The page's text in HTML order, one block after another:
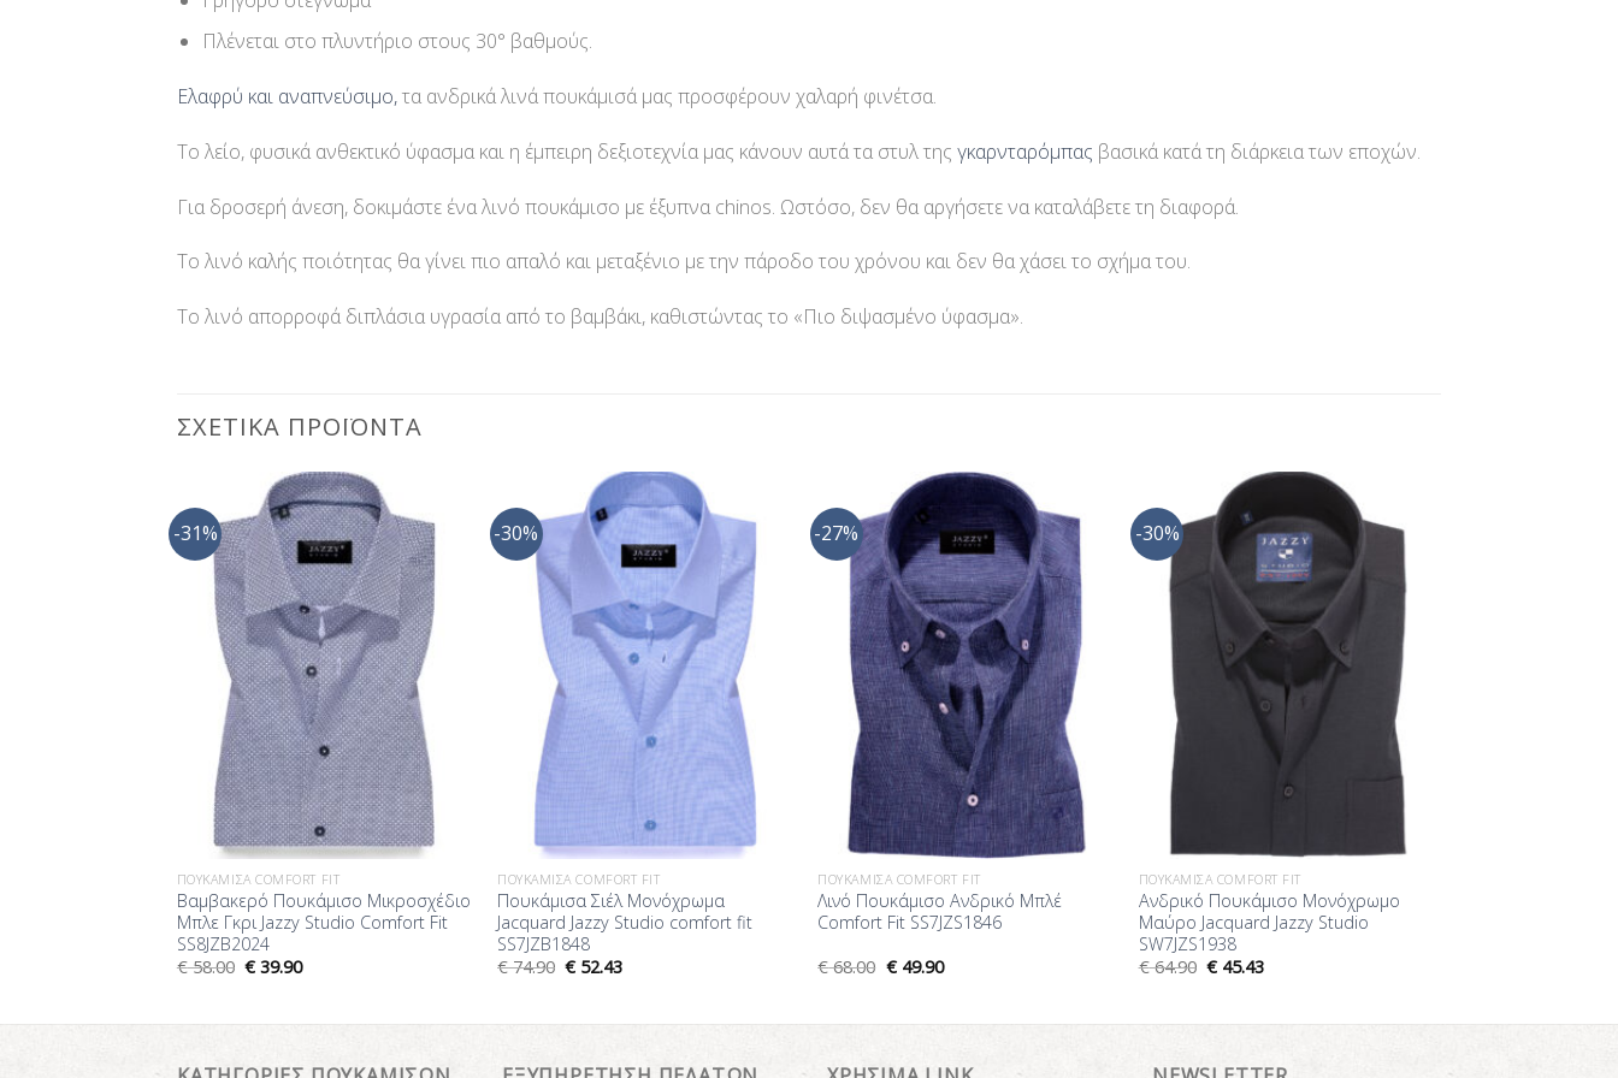
Πλένεται στο πλυντήριο στους 30° βαθμούς.
Ελαφρύ και αναπνεύσιμο,τα ανδρικά λινά πουκάμισά μας προσφέρουν χαλαρή φινέτσα.
Το λείο, φυσικά ανθεκτικό ύφασμα και η έμπειρη δεξιοτεχνία μας κάνουν αυτά τα στυλ της γκαρνταρόμπας βασικά κατά τη διάρκεια των εποχών.
Για δροσερή άνεση, δοκιμάστε ένα λινό πουκάμισο με έξυπνα chinos. Ωστόσο, δεν θα αργήσετε να καταλάβετε τη διαφορά.
Το λινό καλής ποιότητας θα γίνει πιο απαλό και μεταξένιο με την πάροδο του χρόνου και δεν θα χάσει το σχήμα του.
Το λινό απορροφά διπλάσια υγρασία από το βαμβάκι, καθιστώντας το «Πιο διψασμένο ύφασμα».
ΣΧΕΤΙΚΆ ΠΡΟΪΌΝΤΑ
-31%
Προσθήκη
στη Λίστα
Επιθυμίας
ΠΟΥΚΆΜΙΣΑ COMFORT FIT
Βαμβακερό Πουκάμισο Μικροσχέδιο
Μπλε Γκρι Jazzy Studio Comfort Fit
SS8JZB2024
€58.00 €39.90
-30%
Επιθυμίας
ΠΟΥΚΆΜΙΣΑ COMFORT FIT
Πουκάμισα Σιέλ Μονόχρωμα
Jacquard Jazzy Studio comfort fit
SS7JZB1848
€74.90 €52.43
-27%
Προσθήκη
στη Λίστα
Επιθυμίας
ΠΟΥΚΆΜΙΣΑ COMFORT FIT
Λινό Πουκάμισο Ανδρικό Μπλέ
Comfort Fit SS7JZS1846
€68.00 €49.90
-30%
Προσθήκη
στη Λίστα
Επιθυμίας
ΠΟΥΚΆΜΙΣΑ COMFORT FIT
Ανδρικό Πουκάμισο Μονόχρωμο
Μαύρο Jacquard Jazzy Studio
SW7JZS1938
€64.90 €45.43